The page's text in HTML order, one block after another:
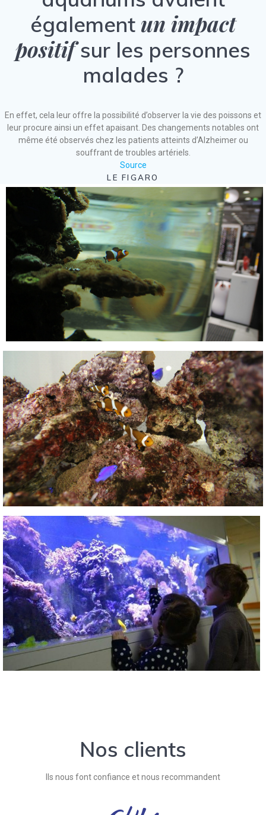
également un impact
positifsur les personnes
malades ?
En effet, cela leur offre la possibilité d’observer la vie des poissons et
leur procure ainsi un effet apaisant. Des changements notables ont
même été observés chez les patients atteints d’Alzheimer ou
souffrant de troubles artériels.
Source
LE FIGARO
Nos clients
Ils nous font confiance et nous recommandent